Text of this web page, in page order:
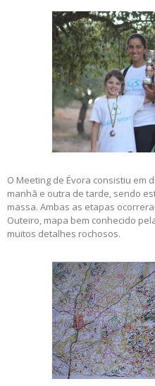
O Meeting de Évora consistiu em
manhã e outra de tarde, sendo
massa. Ambas as etapas
Outeiro, mapa bem conhecido
muitos detalhes rochosos.